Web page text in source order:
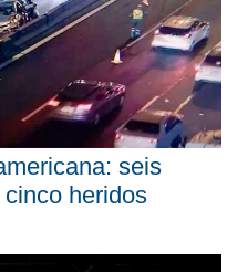
seis
heridos